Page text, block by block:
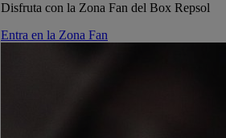
Disfruta con la Zona Fan del Box Repsol
Entra en la Zona Fan